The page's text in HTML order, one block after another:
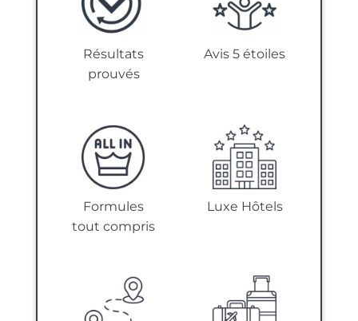
Résultats
prouvés
Avis 5 étoiles
Formules
tout compris
Luxe Hôtels